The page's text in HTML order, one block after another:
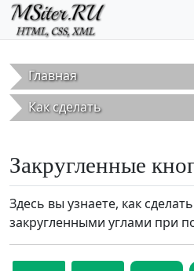
Перейти к основному
Главная
Как сделать
Закругленные
Здесь вы узнаете, как
закругленными углами при